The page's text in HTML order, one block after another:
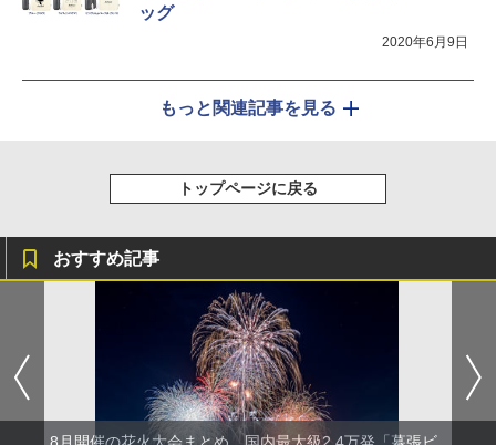
ッグ
2020年6月9日
もっと関連記事を見る
トップページに戻る
おすすめ記事